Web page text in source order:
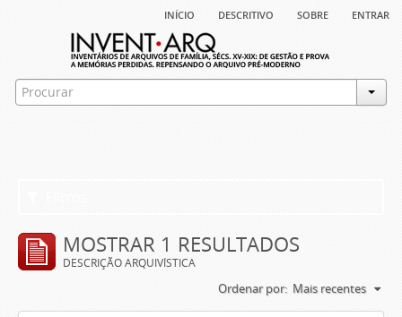
início descritivo sobre entrar
MOSTRAR 1 RESULTADOS
DESCRIÇÃO ARQUIVÍSTICA
Ordenar por: Mais recentes